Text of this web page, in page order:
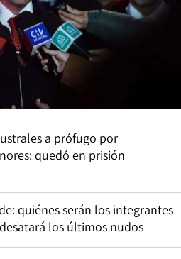
a prófugo por
quedó en prisión
quiénes serán los integrantes
los últimos nudos